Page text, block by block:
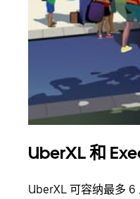
UberXL 和
UberXL 可容纳最多